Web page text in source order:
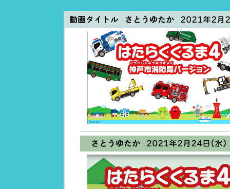
動画タイトル さとうゆたか2021年2月
さとうゆたか 2021年2月24日(水)